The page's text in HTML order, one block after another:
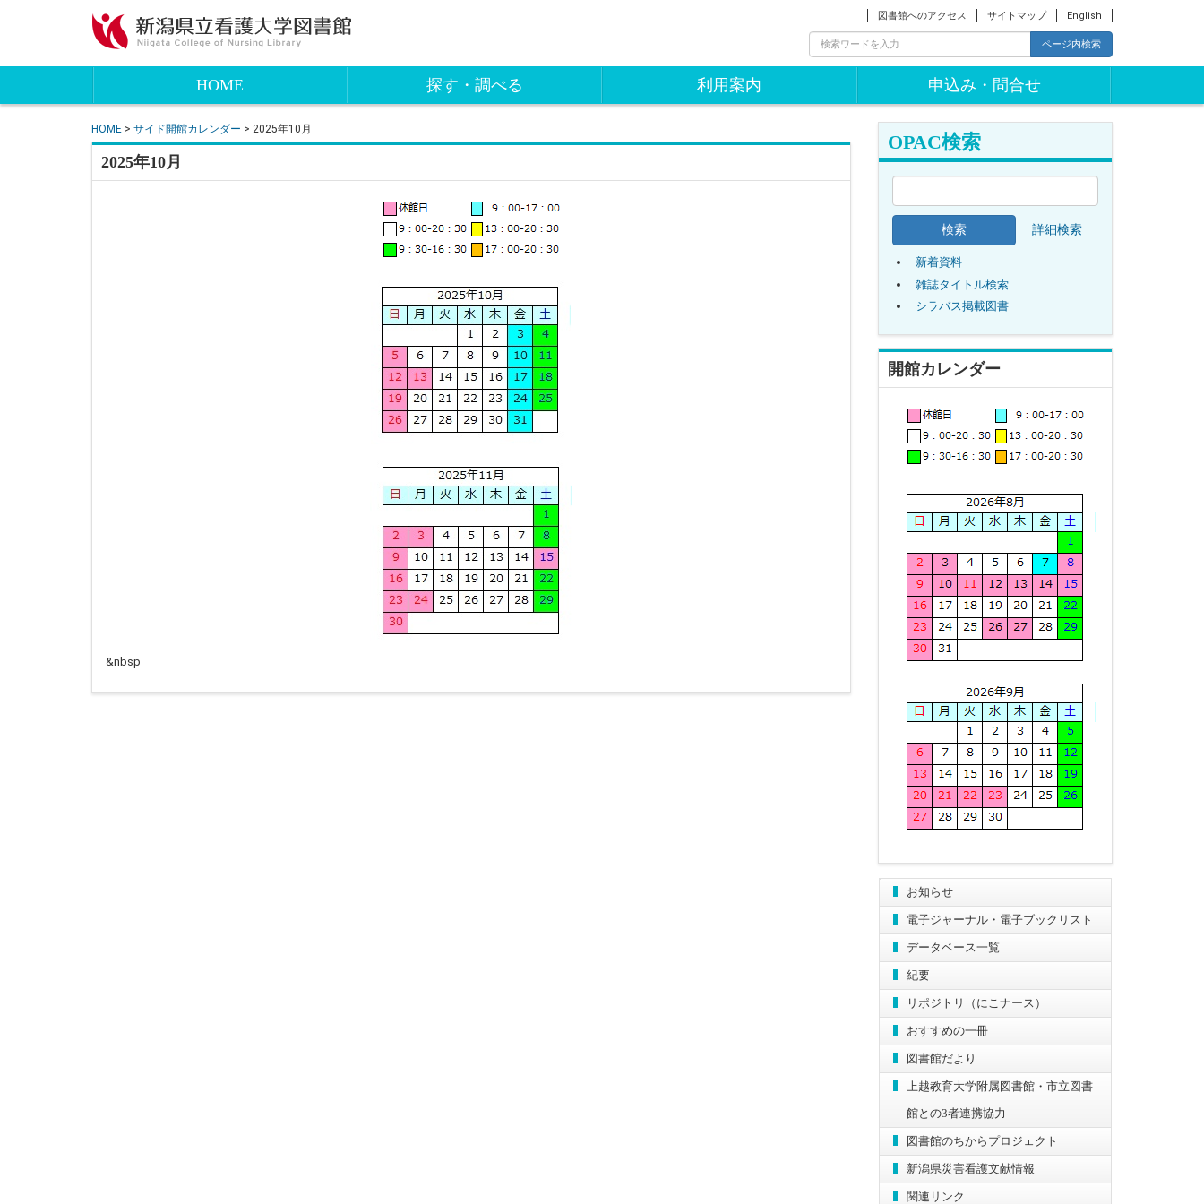
図書館へのアクセス サイトマップ English
ページ内検索
HOME 探す・調べる 利用案内 申込み・問合せ
OPAC検索
詳細検索
新着資料
雑誌タイトル検索
シラバス掲載図書
開館カレンダー
お知らせ
電子ジャーナル・電子ブックリスト
データベース一覧
紀要
リポジトリ（にこナース）
おすすめの一冊
図書館だより
上越教育大学附属図書館・市立図書
館との3者連携協力
図書館のちからプロジェクト
新潟県災害看護文献情報
関連リンク
HOME > サイド開館カレンダー > 2025年10月
2025年10月
&nbsp